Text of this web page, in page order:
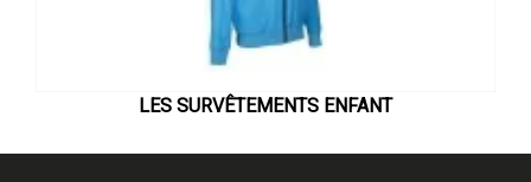
LES SURVÊTEMENTS ENFANT